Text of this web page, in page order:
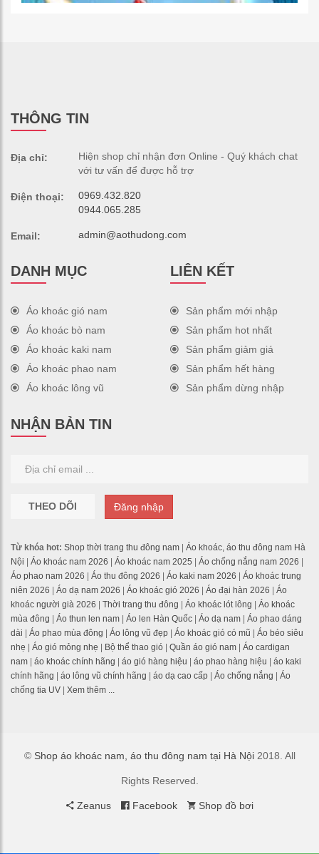
THÔNG TIN
Địa chỉ:
Hiện shop chỉ nhận đơn Online - Quý khách chat
với tư vấn để được hỗ trợ
Điện thoại:
0969.432.820
0944.065.285
Email: admin@aothudong.com
DANH MỤC
Áo khoác gió nam
Áo khoác bò nam
Áo khoác kaki nam
Áo khoác phao nam
Áo khoác lông vũ
LIÊN KẾT
Sản phẩm mới nhập
Sản phẩm hot nhất
Sản phẩm giảm giá
Sản phẩm hết hàng
Sản phẩm dừng nhập
NHẬN BẢN TIN
THEO DÕI Đăng nhập
Từ khóa hot: Shop thời trang thu đông nam
Áo khoác, áo thu đông nam Hà
Nội
Áo khoác nam 2026 Áo khoác nam 2025 Áo chống nắng nam 2026
Áo phao nam 2026
Áo thu đông 2026 Áo kaki nam 2026
Áo khoác trung
niên 2026
Áo dạ nam 2026 Áo khoác gió 2026 Áo đại hàn 2026
Áo
khoác người già 2026
Thời trang thu đông Áo khoác lót lông
Áo khoác
mùa đông
Áo thun len nam Áo len Hàn Quốc Áo dạ nam
Áo phao dáng
dài
Áo phao mùa đông Áo lông vũ đẹp Áo khoác gió có mũ
Áo béo siêu
nhẹ
Áo gió mỏng nhẹ Bộ thể thao gió Quần áo gió nam
Áo cardigan
nam
áo khoác chính hãng áo gió hàng hiệu áo phao hàng hiệu
áo kaki
chính hãng
áo lông vũ chính hãng áo dạ cao cấp Áo chống nắng
Áo
chống tia UV
Xem thêm ...
© Shop áo khoác nam, áo thu đông nam tại Hà Nội2018. All
Rights Reserved.
Zeanus Facebook Shop đồ bơi